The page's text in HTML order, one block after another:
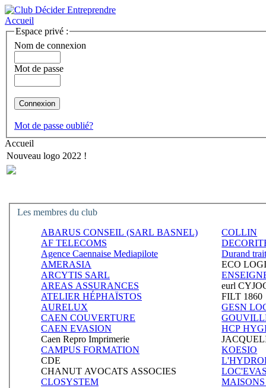
Accueil
Espace privé :
Nom de connexion
Mot de passe
Mot de passe oublié?
Accueil
Nouveau logo 2022 !
Les membres du club
ABARUS CONSEIL (SARL BASNEL)
AF TELECOMS
Agence Caennaise Mediapilote
AMERASIA
ARCYTIS SARL
AREAS ASSURANCES
ATELIER HÉPHAÏSTOS
AURELUX
CAEN COUVERTURE
CAEN EVASION
Caen Repro Imprimerie
CAMPUS FORMATION
CDE
CHANUT AVOCATS ASSOCIES
CLOSYSTEM
COLLIN
Durand
ECO
eurl
FILT 1860
GESN
HCP
KOESIO